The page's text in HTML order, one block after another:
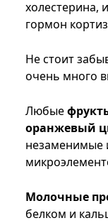
холестерина,
гормон
Не стоит
очень много
Любые
оранжевый
незаменимые
Молочные
белком и